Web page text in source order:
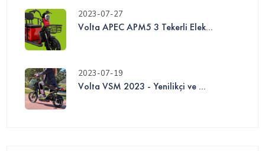
2023-07-27
Volta APEC APM5 3 Tekerli Elek...
2023-07-19
Volta VSM 2023 - Yenilikçi ve ...